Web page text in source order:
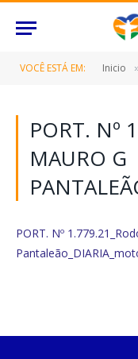
VOCÊ ESTÁ EM: Inicio
PORT. Nº
MAURO G
PORT. Nº